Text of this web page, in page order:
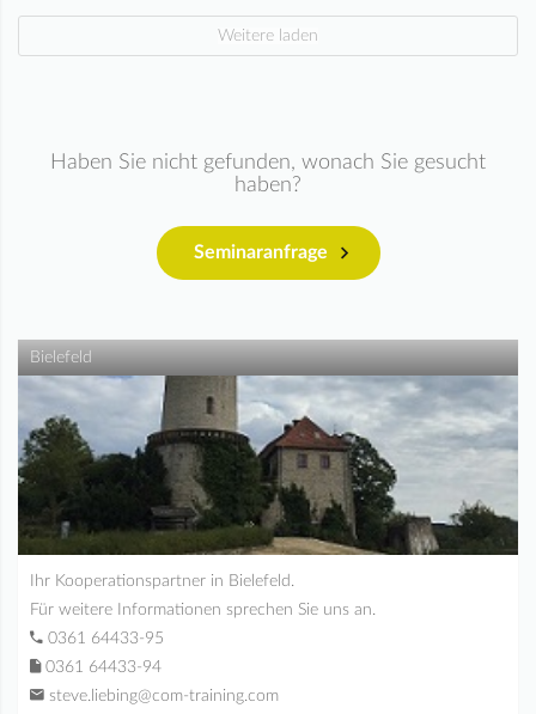
Weitere laden
Haben Sie nicht gefunden, wonach Sie gesucht
haben?
Seminaranfrage
Bielefeld
Ihr Kooperationspartner in Bielefeld.
Für weitere Informationen sprechen Sie uns an.
0361 64433-95
0361 64433-94
steve.liebing@com-training.com